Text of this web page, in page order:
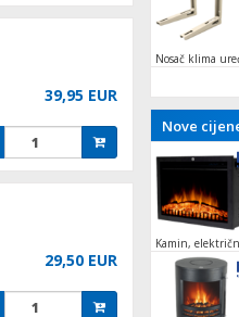
39,95 EUR
29,50 EUR
Nosač klima
Nove
FKIR 701 W
-5%
FKIR 452
-5%
Kamin,